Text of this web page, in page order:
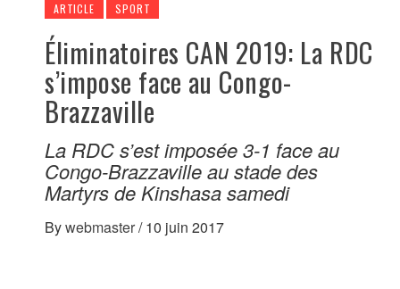
ARTICLE SPORT
Éliminatoires CAN 2019: La RDC
s’impose face au Congo-
Brazzaville
La RDC s’est imposée 3-1 face au
Congo-Brazzaville au stade des
Martyrs de Kinshasa samedi
Bywebmaster/ 10 juin 2017